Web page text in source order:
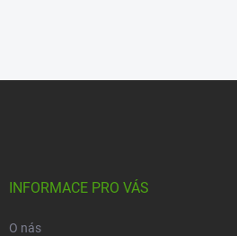
INFORMACE PRO VÁS
O nás